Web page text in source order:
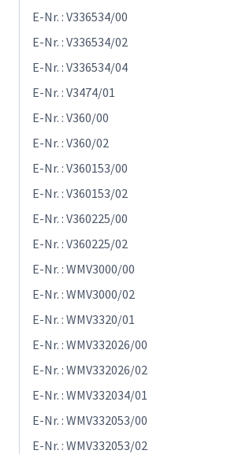
E-Nr. : V336534/00
E-Nr. : V336534/02
E-Nr. : V336534/04
E-Nr. : V3474/01
E-Nr. : V360/00
E-Nr. : V360/02
E-Nr. : V360153/00
E-Nr. : V360153/02
E-Nr. : V360225/00
E-Nr. : V360225/02
E-Nr. : WMV3000/00
E-Nr. : WMV3000/02
E-Nr. : WMV3320/01
E-Nr. : WMV332026/00
E-Nr. : WMV332026/02
E-Nr. : WMV332034/01
E-Nr. : WMV332053/00
E-Nr. : WMV332053/02